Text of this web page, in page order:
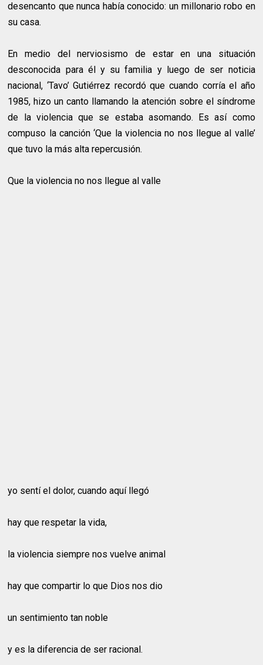
desencanto que nunca había conocido: un millonario robo en
su casa.
En medio del nerviosismo de estar en una situación
desconocida para él y su familia y luego de ser noticia
nacional, ‘Tavo’ Gutiérrez recordó que cuando corría el año
1985, hizo un canto llamando la atención sobre el síndrome
de la violencia que se estaba asomando. Es así como
compuso la canción ‘Que la violencia no nos llegue al valle’
que tuvo la más alta repercusión.
Que la violencia no nos llegue al valle
yo sentí el dolor, cuando aquí llegó
hay que respetar la vida,
la violencia siempre nos vuelve animal
hay que compartir lo que Dios nos dio
un sentimiento tan noble
y es la diferencia de ser racional.